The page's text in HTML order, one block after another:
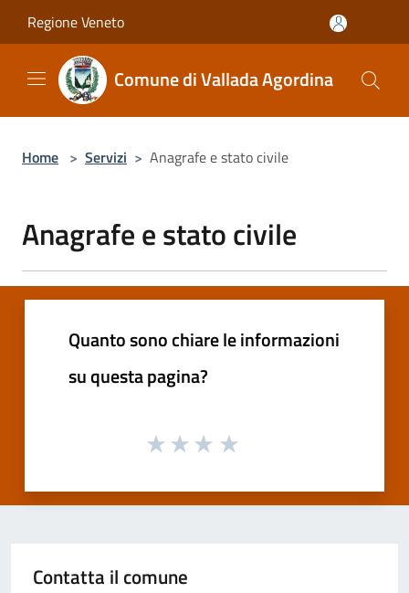
Regione Veneto
Comune di Vallada Agordina
Home > Servizi > Anagrafe e stato civile
Anagrafe e stato civile
Quanto sono chiare le informazioni
su questa pagina?
Contatta il comune